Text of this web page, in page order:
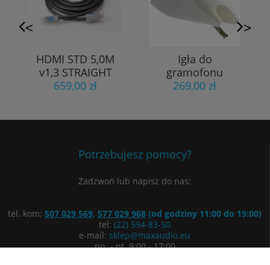
<
HDMI STD 5,0M
v1,3 STRAIGHT
WIRE
659,00 zł
Igła do
gramofonu
Ortofon Stylus
269,00 zł
>
Potrzebujesz pomocy?
Zadzwoń lub napisz do nas:
tel. kom: 507 029 569, 577 029 968 (od godziny 11:00 do 19:00)
tel: (22) 594-83-50
e-mail: sklep@maxaudio.eu
pn. - pt. 9:00 - 17:00